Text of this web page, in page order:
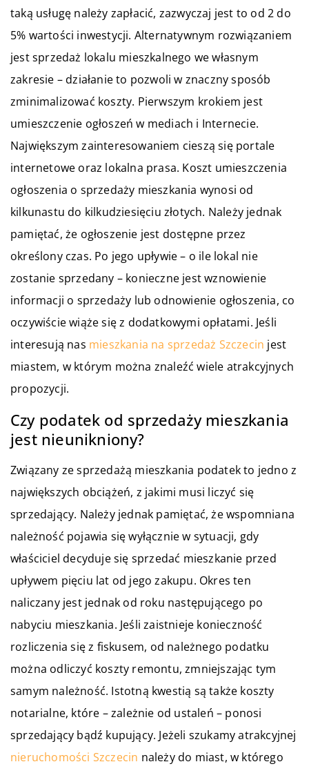
taką usługę należy zapłacić, zazwyczaj jest to od 2 do
5% wartości inwestycji. Alternatywnym rozwiązaniem
jest sprzedaż lokalu mieszkalnego we własnym
zakresie – działanie to pozwoli w znaczny sposób
zminimalizować koszty. Pierwszym krokiem jest
umieszczenie ogłoszeń w mediach i Internecie.
Największym zainteresowaniem cieszą się portale
internetowe oraz lokalna prasa. Koszt umieszczenia
ogłoszenia o sprzedaży mieszkania wynosi od
kilkunastu do kilkudziesięciu złotych. Należy jednak
pamiętać, że ogłoszenie jest dostępne przez
określony czas. Po jego upływie – o ile lokal nie
zostanie sprzedany – konieczne jest wznowienie
informacji o sprzedaży lub odnowienie ogłoszenia, co
oczywiście wiąże się z dodatkowymi opłatami. Jeśli
interesują nas mieszkania na sprzedaż Szczecin jest
miastem, w którym można znaleźć wiele atrakcyjnych
propozycji.
Czy podatek od sprzedaży mieszkania
jest nieunikniony?
Związany ze sprzedażą mieszkania podatek to jedno z
największych obciążeń, z jakimi musi liczyć się
sprzedający. Należy jednak pamiętać, że wspomniana
należność pojawia się wyłącznie w sytuacji, gdy
właściciel decyduje się sprzedać mieszkanie przed
upływem pięciu lat od jego zakupu. Okres ten
naliczany jest jednak od roku następującego po
nabyciu mieszkania. Jeśli zaistnieje konieczność
rozliczenia się z fiskusem, od należnego podatku
można odliczyć koszty remontu, zmniejszając tym
samym należność. Istotną kwestią są także koszty
notarialne, które – zależnie od ustaleń – ponosi
sprzedający bądź kupujący. Jeżeli szukamy atrakcyjnej
nieruchomości Szczecin należy do miast, w którego